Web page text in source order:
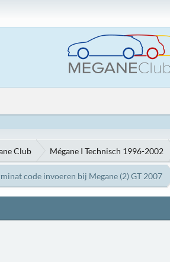
Club Mégane I Technisch 1996-2002
code invoeren bij Megane (2) GT 2007